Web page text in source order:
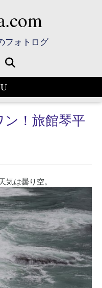
フォトログ
ン！旅館琴平
は曇り空。